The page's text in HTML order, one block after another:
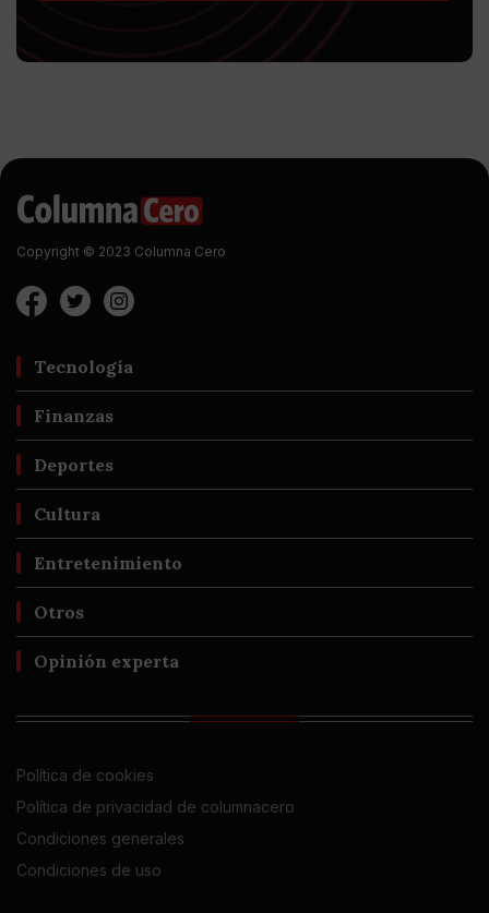
Copyright © 2023 Columna Cero
Tecnología
Finanzas
Deportes
Cultura
Entretenimiento
Otros
Opinión experta
Política de cookies
Política de privacidad de columnacero
Condiciones generales
Condiciones de uso